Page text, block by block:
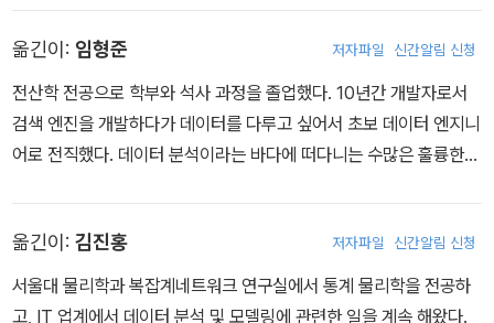
옮긴이: 임형준 저자파일 신간알림 신청
전산학 전공으로 학부와 석사 과정을 졸업했다. 10년간 개발자로서
검색 엔진을 개발하다가 데이터를 다루고 싶어서 초보 데이터 엔지니
어로 전직했다. 데이터 분석이라는 바다에 떠다니는 수많은 훌륭한
번역했다.
옮긴이: 김진홍 저자파일 신간알림 신청
서울대 물리학과 복잡계네트워크 연구실에서 통계 물리학을 전공하
고, IT 업계에서 데이터 분석 및 모델링에 관련한 일을 계속 해왔다.